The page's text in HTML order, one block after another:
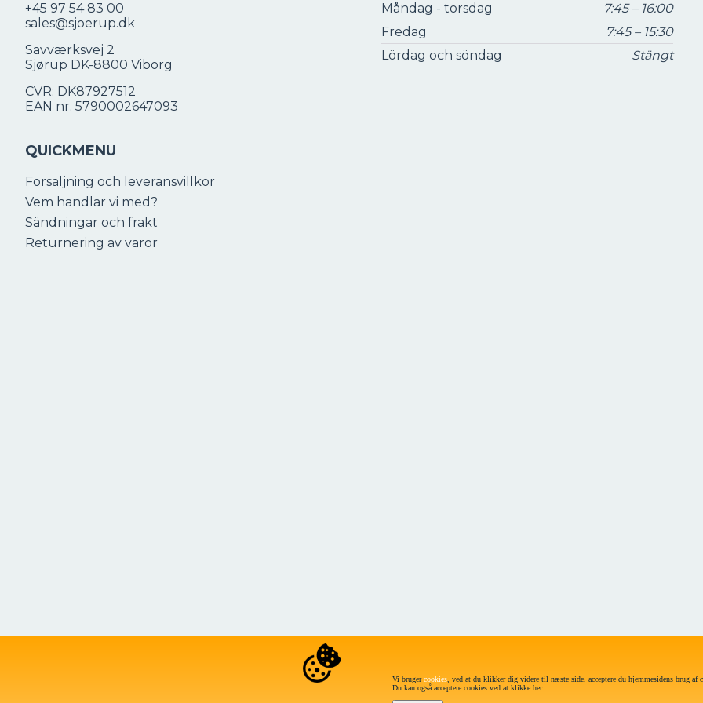
+45 97 54 83 00
sales@sjoerup.dk
Savværksvej 2
Sjørup DK-8800 Viborg
CVR: DK87927512
EAN nr. 5790002647093
QUICKMENU
Försäljning och leveransvillkor
Vem handlar vi med?
Sändningar och frakt
Returnering av varor
Måndag - torsdag
7:45 – 16:00
Fredag
7:45 – 15:30
Lördag och söndag
Stängt
Vi brugercookies, ved at du klikker dig videre til næste side, acceptere du hjemmesidens brug af
Du kan også acceptere cookies ved at klikke her